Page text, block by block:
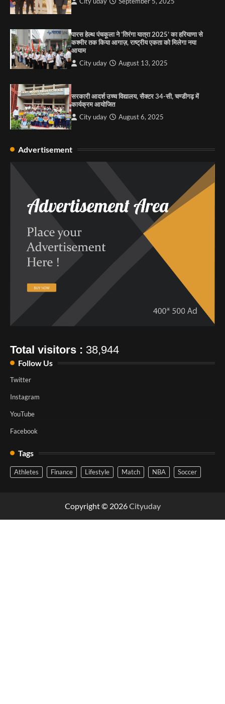
पारस हेल्थ पंचकूला ने ‘तिरंगा यात्रा 2025’ का हरियाणा से
कश्मीर तक किया आगाज़, राष्ट्रीय एकता को मिलेगा नया
आयाम
City uday August 13, 2025
सरकारी आदर्श उच्च विद्यालय, सैक्टर 34-सी, चण्डीगढ़ में
कार्यक्रम आयोजित
City uday August 6, 2025
Advertisement
Total visitors : 38,944
Follow Us
Twitter
Instagram
YouTube
Facebook
Tags
Athletes Finance Lifestyle Match NBA Soccer
Copyright © 2026Cityuday